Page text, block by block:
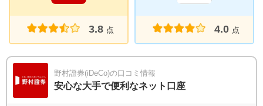
3.8 点 4.0 点
野村證券(iDeCo)の口コミ情報
安心な大手で便利なネット口座